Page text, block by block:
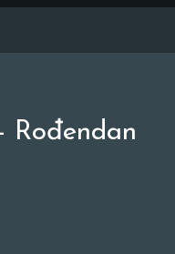
Rođendan